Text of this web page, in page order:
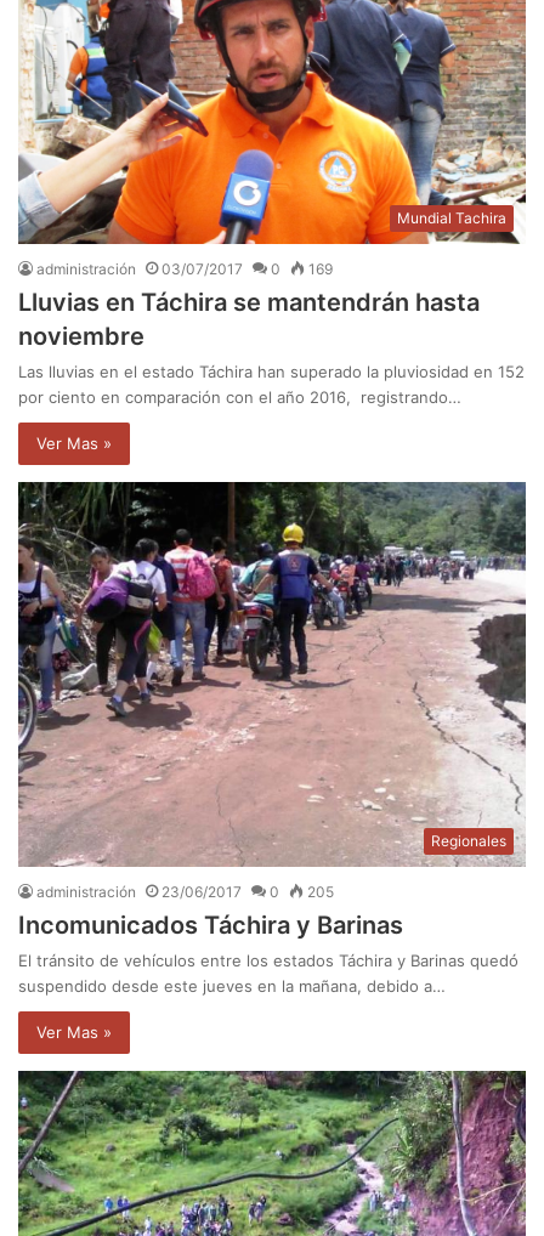
Mundial Tachira
administración 03/07/2017 0 169
Lluvias en Táchira se mantendrán hasta
noviembre
Las lluvias en el estado Táchira han superado la pluviosidad en 152
por ciento en comparación con el año 2016, registrando…
Ver Mas »
Regionales
administración 23/06/2017 0 205
Incomunicados Táchira y Barinas
El tránsito de vehículos entre los estados Táchira y Barinas quedó
suspendido desde este jueves en la mañana, debido a…
Ver Mas »